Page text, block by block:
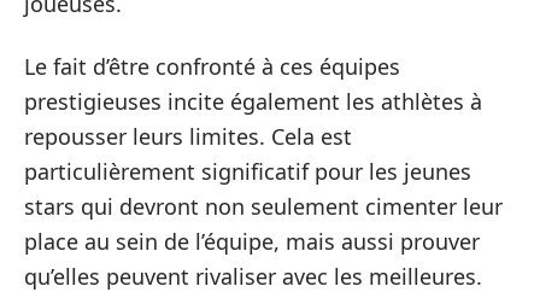
Le fait d’être confronté à ces équipes
prestigieuses incite également les athlètes à
repousser leurs limites. Cela est
particulièrement significatif pour les jeunes
stars qui devront non seulement cimenter leur
place au sein de l’équipe, mais aussi prouver
qu’elles peuvent rivaliser avec les meilleures.